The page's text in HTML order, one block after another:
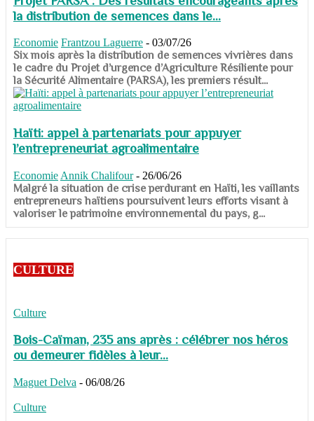
la distribution de semences dans le...
Economie Frantzou Laguerre - 03/07/26
​​​​​​​Six mois après la distribution de semences vivrières dans
le cadre du Projet d’urgence d’Agriculture Résiliente pour
la Sécurité Alimentaire (PARSA), les premiers résult...
Haïti: appel à partenariats pour appuyer
l’entrepreneuriat agroalimentaire
Economie Annik Chalifour - 26/06/26
​​​​​​​Malgré la situation de crise perdurant en Haïti, les vaillants
entrepreneurs haïtiens poursuivent leurs efforts visant à
valoriser le patrimoine environnemental du pays, g...
CULTURE
Culture
Bois-Caïman, 235 ans après : célébrer nos héros
ou demeurer fidèles à leur...
Maguet Delva - 06/08/26
Culture